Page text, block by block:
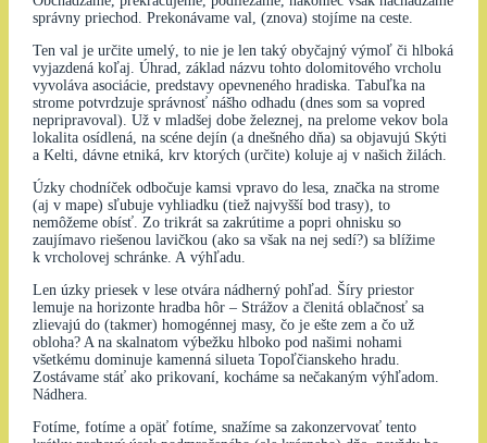
správny priechod. Prekonávame val, (znova) stojíme na ceste.
Ten val je určite umelý, to nie je len taký obyčajný výmoľ či hlboká
vyjazdená koľaj. Úhrad, základ názvu tohto dolomitového vrcholu
vyvoláva asociácie, predstavy opevneného hradiska. Tabuľka na
strome potvrdzuje správnosť nášho odhadu (dnes som sa vopred
nepripravoval). Už v mladšej dobe železnej, na prelome vekov bola
lokalita osídlená, na scéne dejín (a dnešného dňa) sa objavujú Skýti
a Kelti, dávne etniká, krv ktorých (určite) koluje aj v našich žilách.
Úzky chodníček odbočuje kamsi vpravo do lesa, značka na strome
(aj v mape) sľubuje vyhliadku (tiež najvyšší bod trasy), to
nemôžeme obísť. Zo trikrát sa zakrútime a popri ohnisku so
zaujímavo riešenou lavičkou (ako sa však na nej sedí?) sa blížime
k vrcholovej schránke. A výhľadu.
Len úzky priesek v lese otvára nádherný pohľad. Šíry priestor
lemuje na horizonte hradba hôr – Strážov a členitá oblačnosť sa
zlievajú do (takmer) homogénnej masy, čo je ešte zem a čo už
obloha? A na skalnatom výbežku hlboko pod našimi nohami
všetkému dominuje kamenná silueta Topoľčianskeho hradu.
Zostávame stáť ako prikovaní, kocháme sa nečakaným výhľadom.
Nádhera.
Fotíme, fotíme a opäť fotíme, snažíme sa zakonzervovať tento